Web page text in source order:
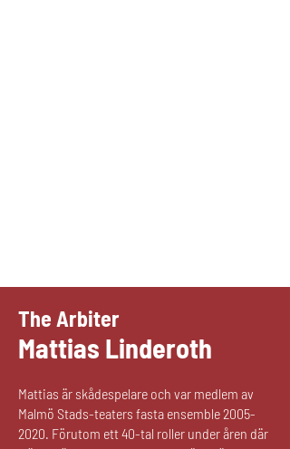
The Arbiter
Mattias Linderoth
Mattias är skådespelare och var medlem av
Malmö Stads-teaters fasta ensemble2005-
2020. Förutom ett 40-tal roller under åren där